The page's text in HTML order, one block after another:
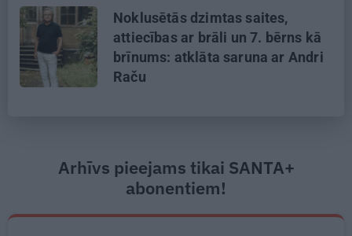
Noklusētās dzimtas saites,
attiecības ar brāli un 7. bērns kā
brīnums: atklāta saruna ar Andri
Raču
Arhīvs pieejams tikai SANTA+
abonentiem!